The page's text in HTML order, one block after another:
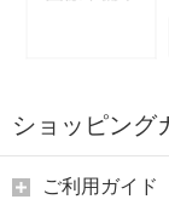
ショッピング
ご利用ガイド